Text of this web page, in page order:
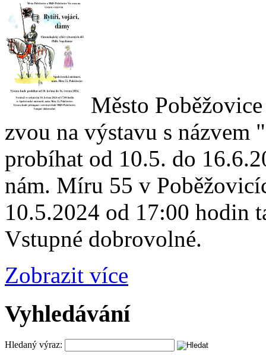
Město
zvou na výstavu s
probíhat od 10.5. do
nám. Míru 55 v
10.5.2024 od 17:00 hodin
Vstupné dobrovolné.
Zobrazit více
Vyhledávání
Hledaný výraz: